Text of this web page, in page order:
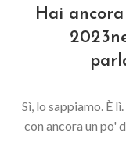
Hai
Sì, lo sappiamo. È
con ancora un po'